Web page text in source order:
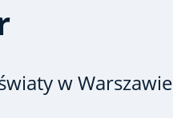
w Warszawie